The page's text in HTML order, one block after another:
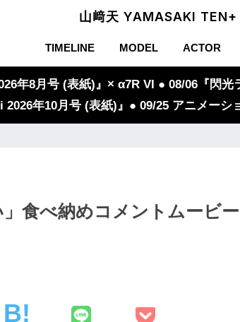
山﨑天 YAMASAKI TEN+
TIMELINE MODEL ACTOR
年8月号 (表紙)』× α7R VI ● 08/06『閃
2026年10月号 (表紙)』● 09/25 アニメーシ
食べ納めコメントムービー